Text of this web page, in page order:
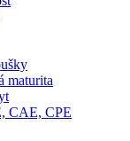
maturita
CAE, CPE